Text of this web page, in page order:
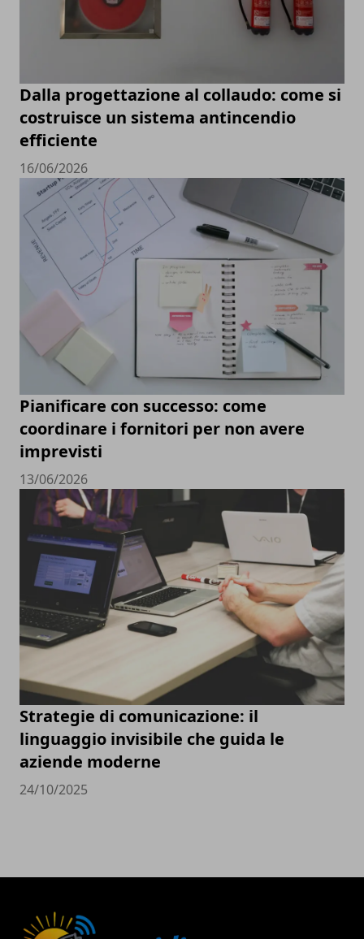
Dalla progettazione al collaudo: come si
costruisce un sistema antincendio
efficiente
16/06/2026
Pianificare con successo: come
coordinare i fornitori per non avere
imprevisti
13/06/2026
Strategie di comunicazione: il
linguaggio invisibile che guida le
aziende moderne
24/10/2025